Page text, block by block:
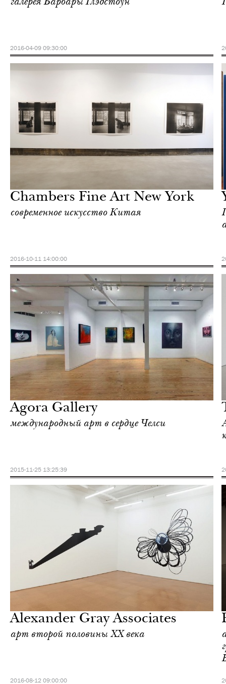
2016-04-09 09:30:00
Chambers Fine Art New York
современное искусство Китая
2016-10-11 14:00:00
Йорк
Agora Gallery
международный арт в сердце Челси
2015-11-25 13:25:39
Йорк
Alexander Gray Associates
арт второй половины ХХ века
2016-08-12 09:00:00